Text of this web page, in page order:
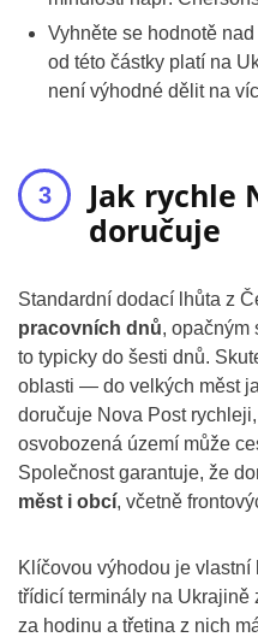
Vyhněte se hodnotě
od této částky platí na
není výhodné dělit na
Jak rychle
doručuje
Standardní dodací lhůta z
pracovních dnů, opačným
to typicky do šesti dnů.
oblasti — do velkých měst
doručuje Nova Post
osvobozená území může
Společnost garantuje, že
měst i obcí, včetně
Klíčovou výhodou je
třídicí terminály na Ukrajině
za hodinu a třetina z nich